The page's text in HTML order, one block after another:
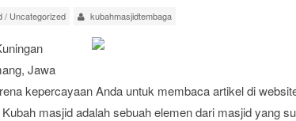
/ Uncategorized kubahmasjidtembaga
Jawa
kepercayaan Anda untuk membaca artikel di
masjid adalah sebuah elemen dari masjid yang